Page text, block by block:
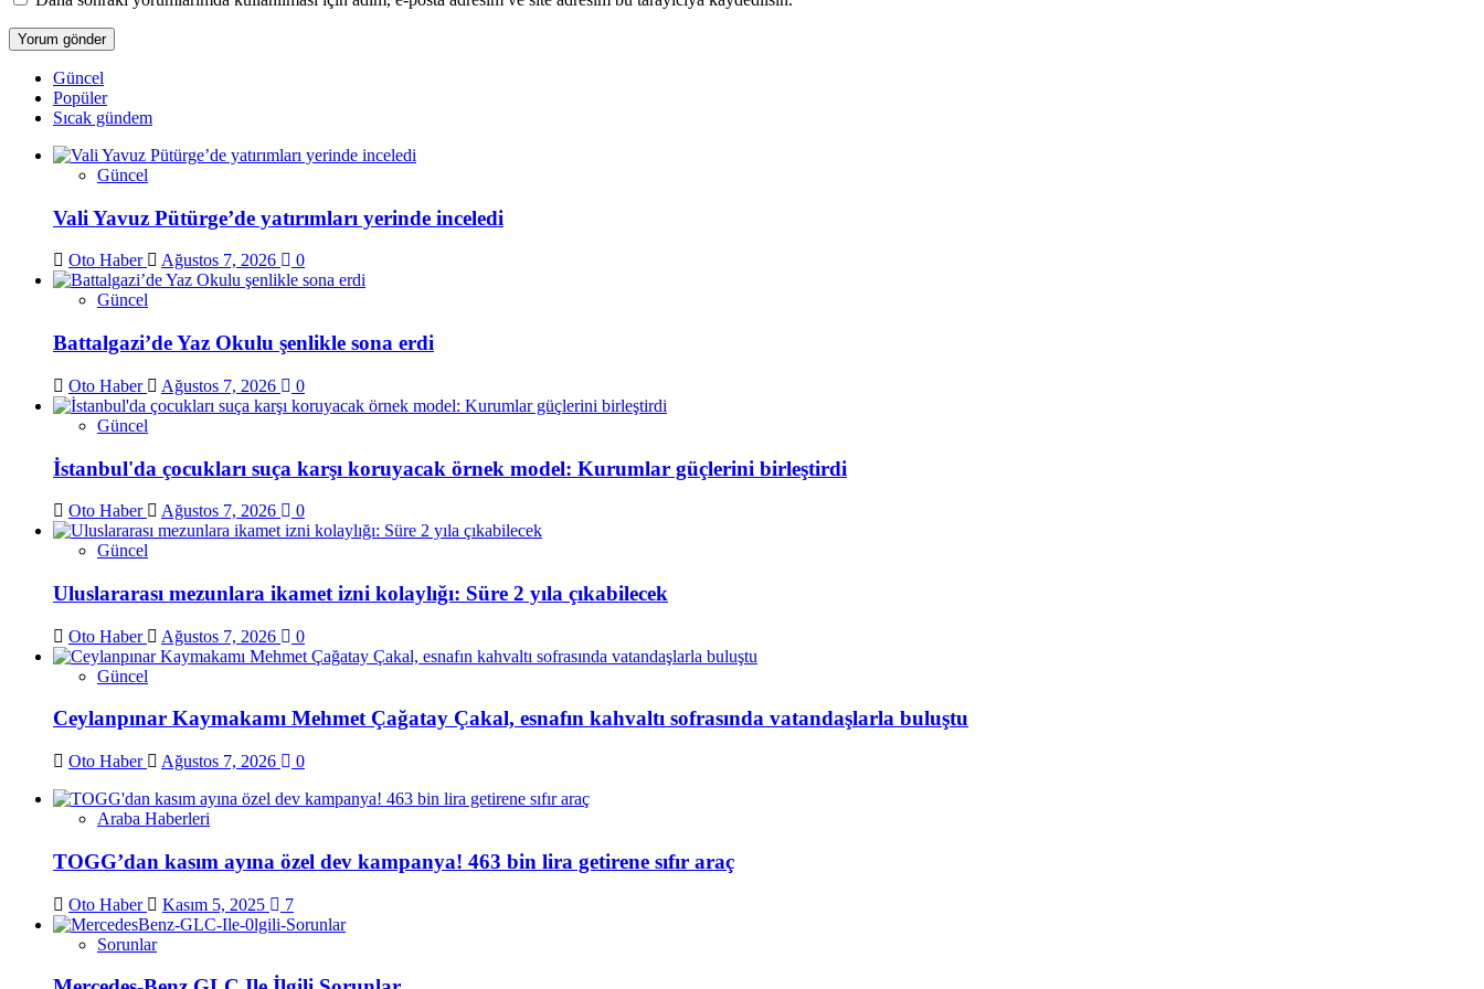
Güncel
Popüler
Sıcak gündem
Güncel
Vali Yavuz Pütürge’de yatırımları yerinde inceledi
Oto Haber Ağustos 7, 2026 0
Güncel
Battalgazi’de Yaz Okulu şenlikle sona erdi
Oto Haber Ağustos 7, 2026 0
Güncel
İstanbul'da çocukları suça karşı koruyacak örnek model: Kurumlar güçlerini birleştirdi
Oto Haber Ağustos 7, 2026 0
Güncel
Uluslararası mezunlara ikamet izni kolaylığı: Süre 2 yıla çıkabilecek
Oto Haber Ağustos 7, 2026 0
Güncel
Ceylanpınar Kaymakamı Mehmet Çağatay Çakal, esnafın kahvaltı sofrasında vatandaşlarla buluştu
Oto Haber Ağustos 7, 2026 0
Araba Haberleri
TOGG’dan kasım ayına özel dev kampanya! 463 bin lira getirene sıfır araç
Oto Haber Kasım 5, 2025 7
Sorunlar